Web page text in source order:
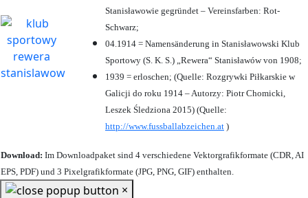
Stanisławowie gegründet – Vereinsfarben: Rot-
Schwarz;
04.1914 = Namensänderung in Stanisławowski Klub
Sportowy (S. K. S.) „Rewera“ Stanisławów von 1908;
1939 = erloschen; (Quelle: Rozgrywki Piłkarskie w
Galicji do roku 1914 – Autorzy: Piotr Chomicki,
Leszek Śledziona 2015) (Quelle:
http://www.fussballabzeichen.at )
Download: Im Downloadpaket sind 4 verschiedene Vektorgrafikformate (CDR, AI
EPS, PDF) und 3 Pixelgrafikformate (JPG, PNG, GIF) enthalten.
×